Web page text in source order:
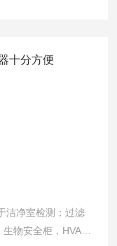
洁净室检测；过滤
物安全柜，HVAC